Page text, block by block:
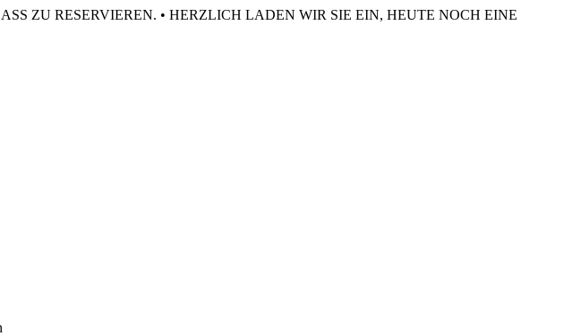
ZU RESERVIEREN. • HERZLICH LADEN WIR SIE EIN, HEUTE NOCH EINE